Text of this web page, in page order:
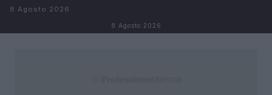
Salta al contenuto
8 Agosto 2026
8 Agosto 2026